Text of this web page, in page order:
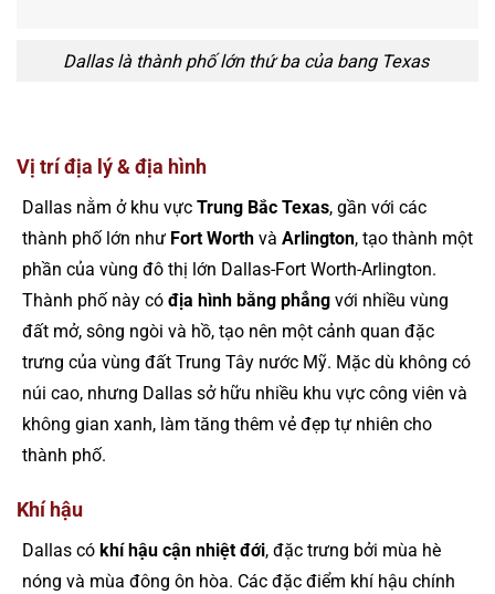
Dallas là thành phố lớn thứ ba của bang Texas
Vị trí địa lý & địa hình
Dallas nằm ở khu vực Trung Bắc Texas, gần với các
thành phố lớn như Fort Worth và Arlington, tạo thành một
phần của vùng đô thị lớn Dallas-Fort Worth-Arlington.
Thành phố này có địa hình bằng phẳng với nhiều vùng
đất mở, sông ngòi và hồ, tạo nên một cảnh quan đặc
trưng của vùng đất Trung Tây nước Mỹ. Mặc dù không có
núi cao, nhưng Dallas sở hữu nhiều khu vực công viên và
không gian xanh, làm tăng thêm vẻ đẹp tự nhiên cho
thành phố.
Khí hậu
Dallas có khí hậu cận nhiệt đới, đặc trưng bởi mùa hè
nóng và mùa đông ôn hòa. Các đặc điểm khí hậu chính